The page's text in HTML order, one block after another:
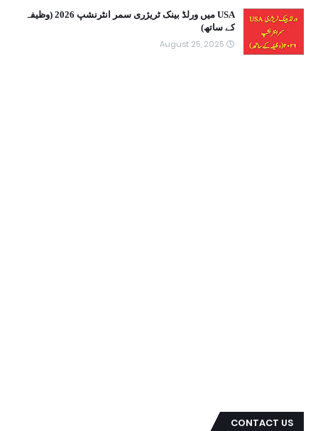
USA میں ورلڈ بینک ٹریژری سمر انٹرنشپ 2026 (وظیفہ
کے ساتھ)
August 25, 2025
CONTACT US